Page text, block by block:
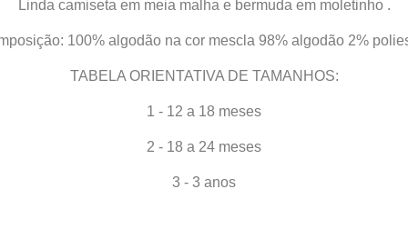
Linda camiseta em meia malha e bermuda em moletinho .
100% algodão na cor mescla 98% algodão 2%
TABELA ORIENTATIVA DE TAMANHOS:
1 - 12 a 18 meses
2 - 18 a 24 meses
3 - 3 anos